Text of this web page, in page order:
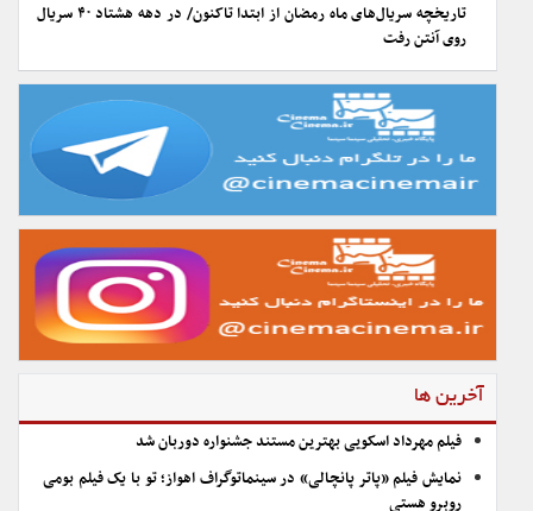
تاریخچه سریال‌های ماه رمضان از ابتدا تاکنون/ در دهه هشتاد ۴۰ سریال
روی آنتن رفت
آخرین ها
فیلم مهرداد اسکویی بهترین مستند جشنواره دوربان شد
نمایش فیلم «پاتر پانچالی» در سینماتوگراف اهواز؛ تو با یک فیلم بومی
روبرو هستی